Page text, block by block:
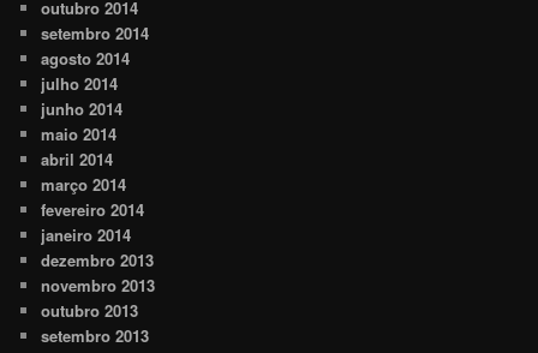
outubro 2014
setembro 2014
agosto 2014
julho 2014
junho 2014
maio 2014
abril 2014
março 2014
fevereiro 2014
janeiro 2014
dezembro 2013
novembro 2013
outubro 2013
setembro 2013